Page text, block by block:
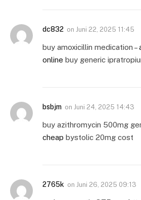
dc832 on Juni 22, 2025 11:45
buy amoxicillin medication –
online buy generic
bsbjm on Juni 24, 2025 14:43
buy azithromycin 500mg
cheap bystolic 20mg cost
2765k on Juni 26, 2025 09:13